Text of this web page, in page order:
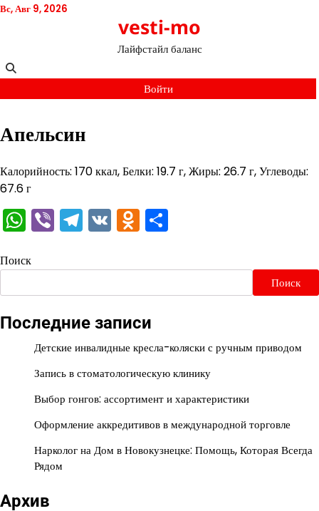
Перейти
Вс, Авг 9, 2026
vesti-mo
Лайфстайл баланс
Войти
Апельсин
Калорийность: 170 ккал, Белки: 19.7 г, Жиры: 26.7 г, Углеводы:
67.6 г
WhatsApp
ViberTelegram
VKOdnoklassniki
Поиск
Поиск
Последние записи
Детские инвалидные кресла-коляски с ручным приводом
Запись в стоматологическую клинику
Выбор гонгов: ассортимент и характеристики
Оформление аккредитивов в международной торговле
Нарколог на Дом в Новокузнецке: Помощь, Которая Всегда
Рядом
Архив